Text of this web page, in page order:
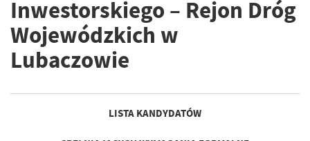
Inwestorskiego – Rejon Dróg
Wojewódzkich w
Lubaczowie
LISTA KANDYDATÓW